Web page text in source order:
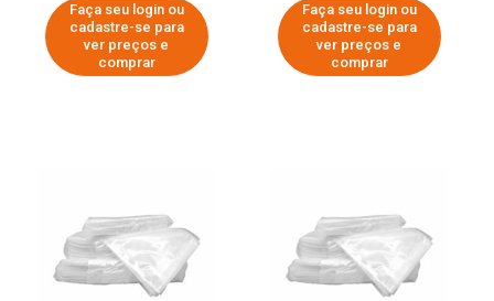
Faça seu login ou
cadastre-se para
ver preços e
comprar
Faça seu login ou
cadastre-se para
ver preços e
comprar